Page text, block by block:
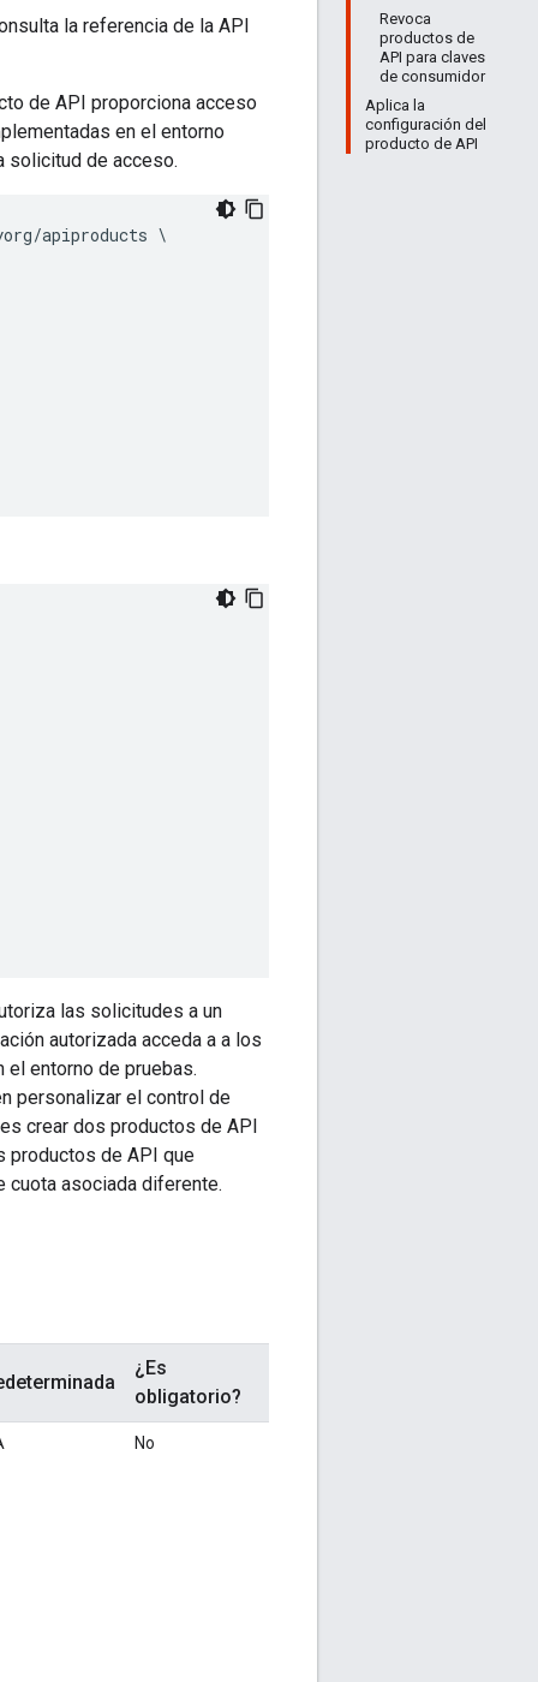
Revoca
productos de
API para claves
de consumidor
Aplica la
configuración del
producto de API
la referencia de la API
de API proporciona acceso
en el entorno
solicitud de acceso.
apiproducts \
las solicitudes a un
autorizada acceda a a los
entorno de pruebas.
personalizar el control de
crear dos productos de API
productos de API que
cuota asociada diferente.
¿Es
obligatorio?
No